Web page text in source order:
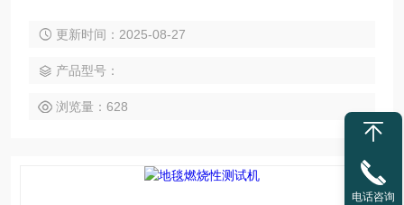
更新时间：2025-08-27
产品型号：
浏览量：628
电话咨询